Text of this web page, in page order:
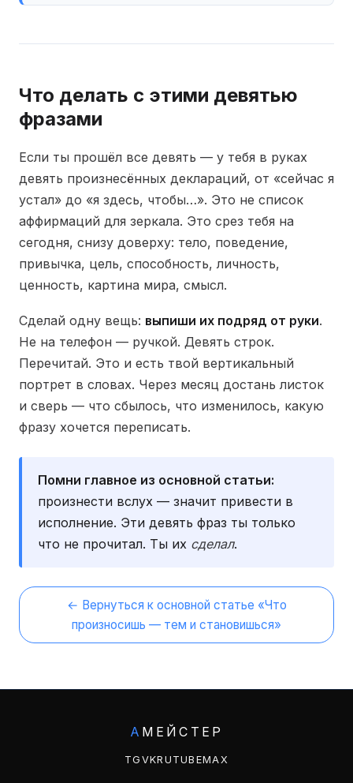
Что делать с этими девятью
фразами
Если ты прошёл все девять — у тебя в руках
девять произнесённых деклараций, от «сейчас я
устал» до «я здесь, чтобы…». Это не список
аффирмаций для зеркала. Это срез тебя на
сегодня, снизу доверху: тело, поведение,
привычка, цель, способность, личность,
ценность, картина мира, смысл.
Сделай одну вещь: выпиши их подряд от руки.
Не на телефон — ручкой. Девять строк.
Перечитай. Это и есть твой вертикальный
портрет в словах. Через месяц достань листок
и сверь — что сбылось, что изменилось, какую
фразу хочется переписать.
Помни главное из основной статьи:
произнести вслух — значит привести в
исполнение. Эти девять фраз ты только
что не прочитал. Ты их сделал.
← Вернуться к основной статье «Что
произносишь — тем и становишься»
А МЕЙСТЕР
TG VKRUTUBEMAX